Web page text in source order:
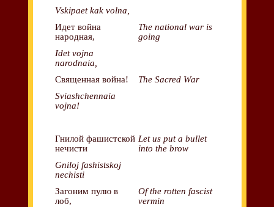
Vskipaet kak volna,
Идет война
народная,
The national war is
going
Idet vojna
narodnaia,
Священная война!
The Sacred War
Sviashchennaia
vojna!
Гнилой фашистской
нечисти
Let us put a bullet
into the brow
Gniloj fashistskoj
nechisti
Загоним пулю в
лоб,
Of the rotten fascist
vermin